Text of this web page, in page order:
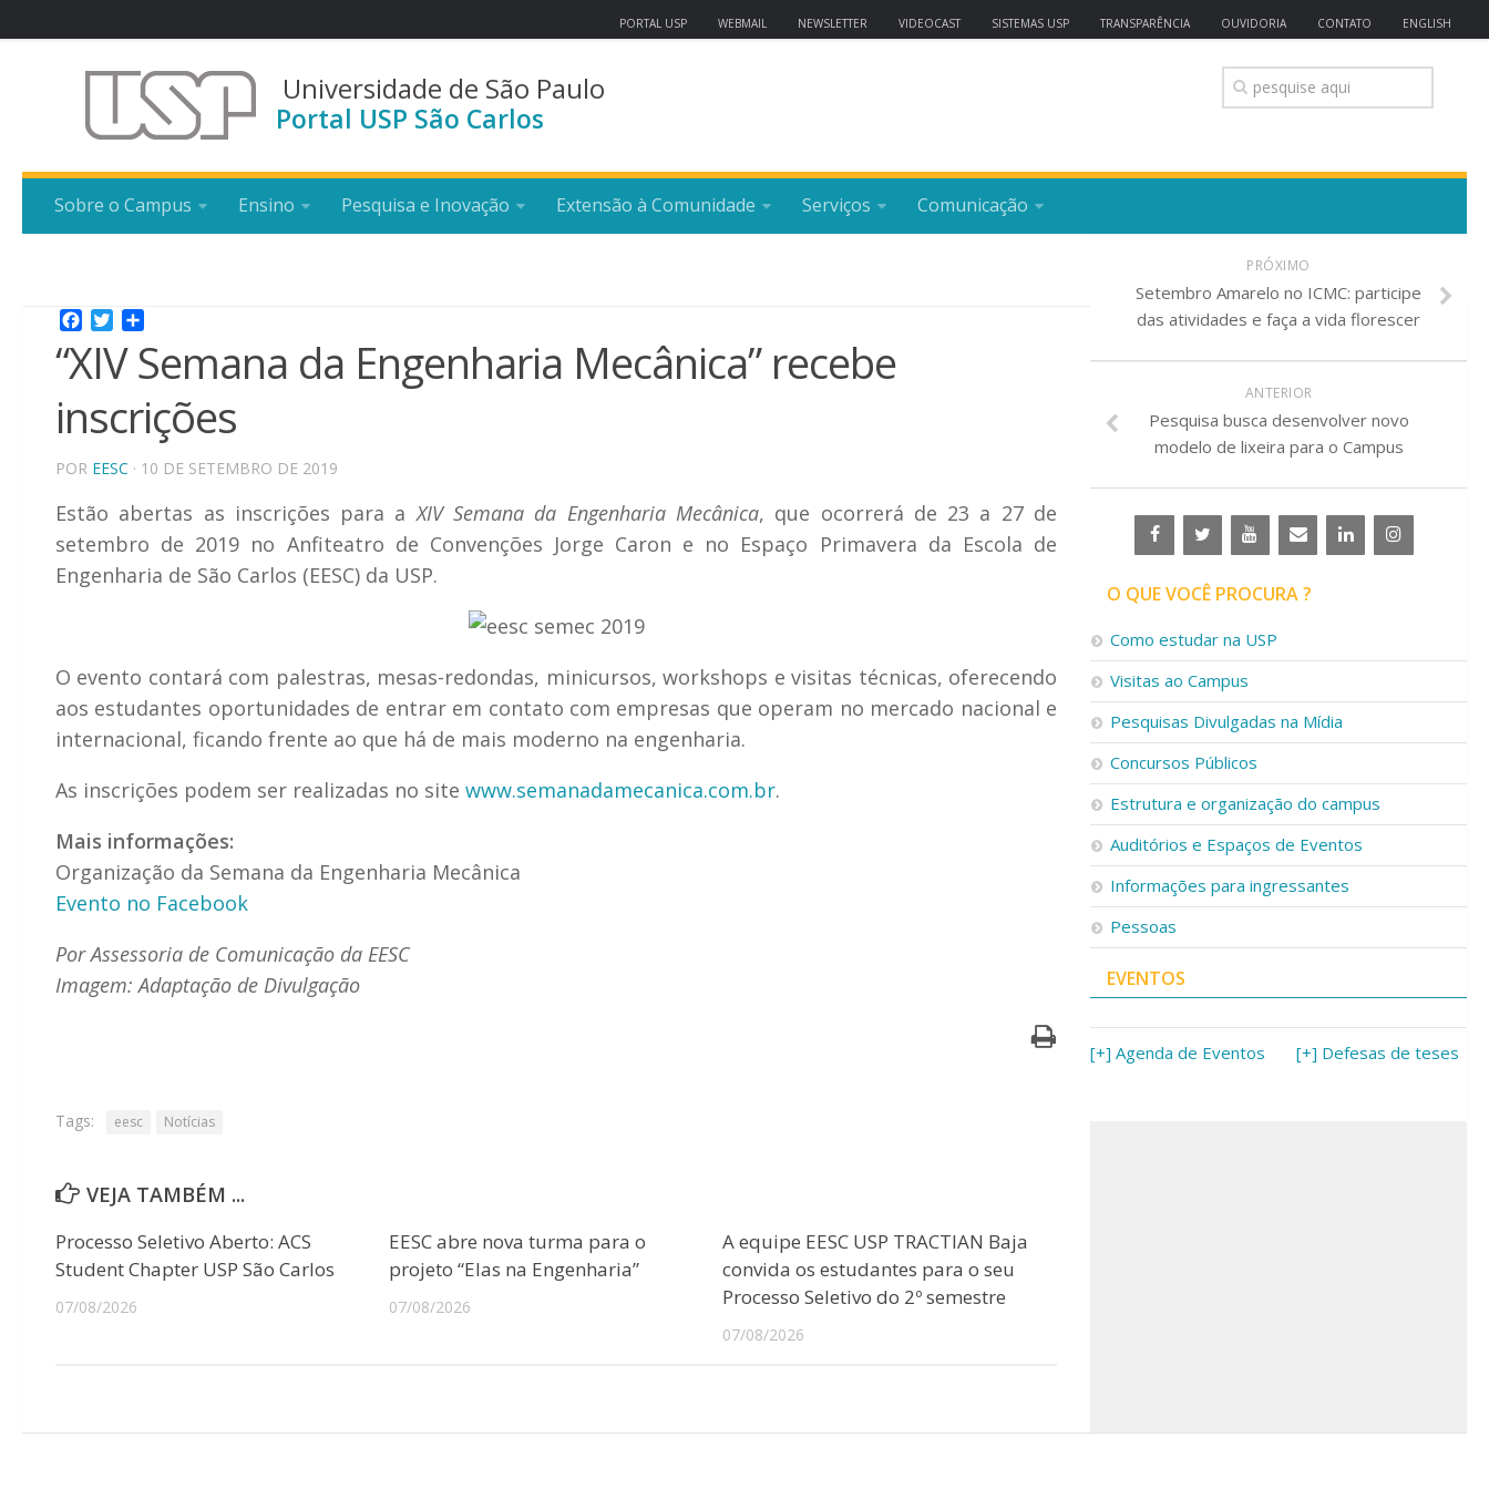
PORTAL USP WEBMAIL NEWSLETTER VIDEOCAST SISTEMAS USP TRANSPARÊNCIA OUVIDORIA CONTATO ENGLISH
Universidade de São Paulo
Portal USP São Carlos
Sobre o Campus Ensino Pesquisa e Inovação Extensão à Comunidade Serviços Comunicação
Facebook
Twitter
“XIV Semana da Engenharia Mecânica” recebe
inscrições
POR EESC · 10 DE SETEMBRO DE 2019
Estão abertas as inscrições para a XIV Semana da Engenharia Mecânica, que ocorrerá de 23 a 27 de
setembro de 2019 no Anfiteatro de Convenções Jorge Caron e no Espaço Primavera da Escola de
Engenharia de São Carlos (EESC) da USP.
O evento contará com palestras, mesas-redondas, minicursos, workshops e visitas técnicas, oferecendo
aos estudantes oportunidades de entrar em contato com empresas que operam no mercado nacional e
internacional, ficando frente ao que há de mais moderno na engenharia.
As inscrições podem ser realizadas no site www.semanadamecanica.com.br.
Mais informações:
Organização da Semana da Engenharia Mecânica
Evento no Facebook
Por Assessoria de Comunicação da EESC
Imagem: Adaptação de Divulgação
Tags: eesc Notícias
VEJA TAMBÉM ...
Processo Seletivo Aberto: ACS
Student Chapter USP São Carlos
07/08/2026
EESC abre nova turma para o
projeto “Elas na Engenharia”
07/08/2026
A equipe EESC USP TRACTIAN Baja
convida os estudantes para o seu
Processo Seletivo do 2º semestre
07/08/2026
PRÓXIMO
Setembro Amarelo no ICMC: participe
das atividades e faça a vida florescer
ANTERIOR
Pesquisa busca desenvolver novo
modelo de lixeira para o Campus
O QUE VOCÊ PROCURA ?
Como estudar na USP
Visitas ao Campus
Pesquisas Divulgadas na Mídia
Concursos Públicos
Estrutura e organização do campus
Auditórios e Espaços de Eventos
Informações para ingressantes
Pessoas
EVENTOS
[+] Agenda de Eventos [+] Defesas de teses